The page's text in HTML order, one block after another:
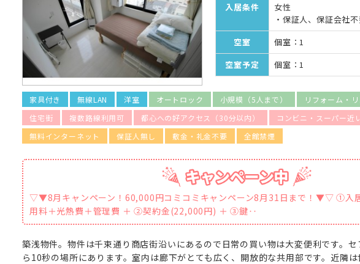
入居条件
女性
・保証人、保証会社
空室
個室：1
空室予定
個室：1
家具付き 無線LAN 洋室 オートロック 小規模（5人まで）
リフォーム・
住宅街
複数路線利用可 都心への好アクセス（30分以内）
コンビニ・スーパー近
無料インターネット
保証人無し 敷金・礼金不要 全館禁煙
▽▼8月キャンペーン！60,000円コミコミキャンペーン8月31日まで！▼▽ ①入
用料＋光熱費＋管理費 ＋ ②契約金(22,000円) ＋ ③鍵‥
築浅物件。物件は千束通り商店街沿いにあるので日常の買い物は大変便利です。
ら10秒の場所にあります。室内は廊下がとても広く、開放的な共用部です。近隣